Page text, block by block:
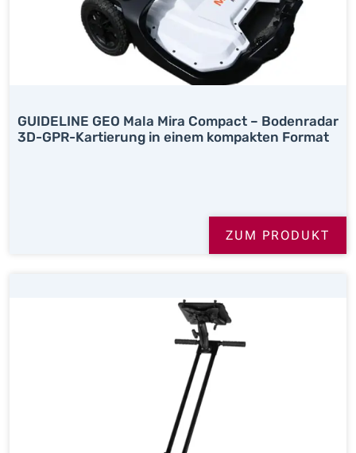
GUIDELINE GEO Mala Mira Compact – Bodenradar
3D-GPR-Kartierung in einem kompakten Format
ZUM PRODUKT